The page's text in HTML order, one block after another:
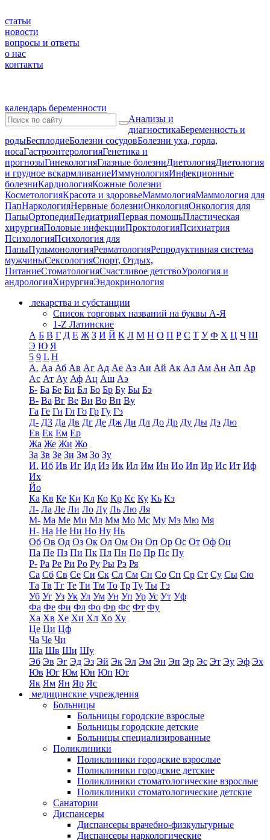
статьи
новости
вопросы и ответы
о нас
контакты
календарь беременности
Анализы и
диагностикаБеременность и
родыБесплодиеБолезни сосудовБолезни уха, горла,
носаГастроэнтерологияГенетика и
прогнозыГинекологияГлазные болезниДиетологияДиетология
и грудное вскармливаниеИммунологияИнфекционные
болезниКардиологияКожные болезни
КосметологияКрасота и здоровьеМаммологияМаммология для
ПапНаркологияНервные болезниОнкологияОнкология для
ПапыОртопедияПедиатрияПервая помощьПластическая
хирургияПоловые инфекцииПроктологияПсихиатрия
ПсихологияПсихология для
ПапыПульмонологияРевматологияРепродуктивная система
мужчиныСексологияСпорт, Отдых,
ПитаниеСтоматологияСчастливое детствоУрология и
андрологияХирургияЭндокринология
лекарства и субстанции
Список торговых названий на буквы А-Я
1-Z Латинские
А Б В Г Д Е Ж З И Й К Л М Н О П Р С Т У Ф Х Ц Ч Ш
Э Ю Я
5 9 L H
А. Аа Аб Ав Аг Ад Ае Аз Аи Ай Ак Ал Ам Ан Ап Ар
Ас Ат Ау Аф Ац Аш Аэ
Б- Ба Бе Би Бл Бо Бр Бу Бы Бэ
В- Ва Вг Ве Ви Во Вп Ву
Га Ге Ги Гл Го Гр Гу Гэ
Д- Д3 Да Дв Дг Де Дж Ди Дл До Др Ду Ды Дэ Дю
Ев Ек Ем Ер
Жа Же Жи Жо
За Зв Зе Зи Зм Зо Зу
И. Иб Ив Иг Ид Из Ик Ил Им Ин Ио Ип Ир Ис Ит Иф
Их
Йо
Ка Кв Ке Ки Кл Ко Кр Кс Ку Кь Кэ
Л- Ла Ле Ли Ло Лу Ль Лю Ля
М- Ма Ме Ми Мл Мм Мо Мс Му Мэ Мю Мя
Н- На Не Ни Но Ну Нь
Об Ов Од Оз Ок Ол Ом Он Оп Ор Ос От Оф Оц
Па Пе Пз Пи Пк Пл Пн По Пр Пс Пу
Р- Ра Ре Ри Ро Ру Ры Рэ Ря
Са Сб Св Се Си Ск Сл См Сн Со Сп Ср Ст Су Сы Сю
Та Тв Тг Те Ти Тм То Тр Ту Ты Тэ
Уб Уг Уз Ук Ул Ум Ун Уп Ур Ус Ут Уф
Фа Фе Фи Фл Фо Фр Фс Фт Фу
Ха Хв Хе Хи Хл Хо Ху
Це Ци Цф
Ча Че Чи
Ша Шв Ши Шу
Эб Эв Эг Эд Эз Эй Эк Эл Эм Эн Эп Эр Эс Эт Эу Эф Эх
Юв Юг Юм Юн Юп Ют
Як Ям Ян Яр Яс
медицинские учреждения
Больницы
Больницы городские взрослые
Больницы городские детские
Больницы специализированные
Поликлиники
Поликлиники городские взрослые
Поликлиники городские детские
Поликлиники стоматологические взрослые
Поликлиники стоматологические детские
Санатории
Диспансеры
Диспансеры врачебно-физкультурные
Диспансеры наркологические